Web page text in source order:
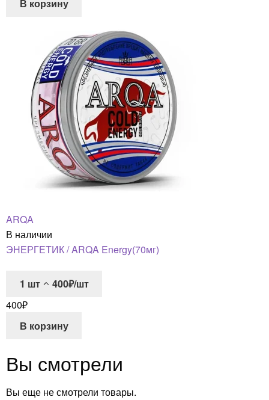
В корзину
ARQA
В наличии
ЭНЕРГЕТИК / ARQA Energy(70мг)
1 шт
400₽/шт
400₽
В корзину
Вы смотрели
Вы еще не смотрели товары.